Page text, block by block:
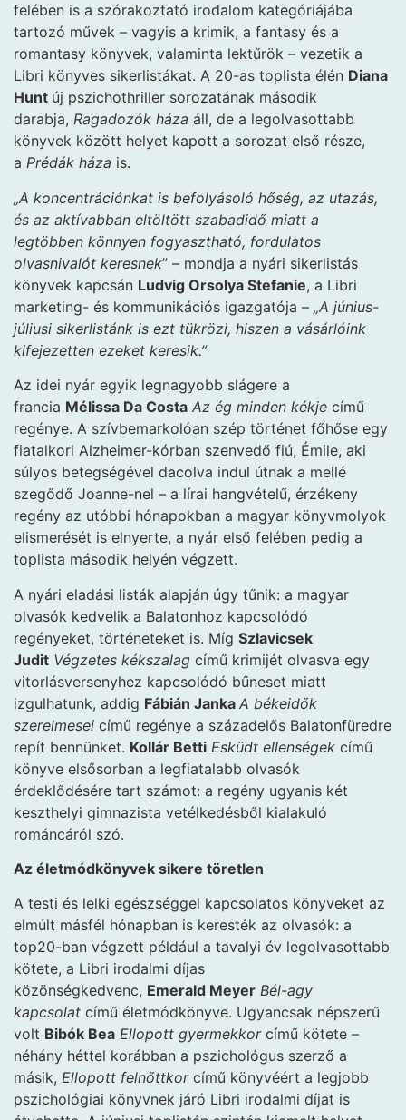
felében is a szórakoztató irodalom kategóriájába
tartozó művek – vagyis a krimik, a fantasy és a
romantasy könyvek, valaminta lektűrök – vezetik a
Libri könyves sikerlistákat. A 20-as toplista élén Diana
Hunt új pszichothriller sorozatának második
darabja, Ragadozók háza áll, de a legolvasottabb
könyvek között helyet kapott a sorozat első része,
a Prédák háza is.
„A koncentrációnkat is befolyásoló hőség, az utazás,
és az aktívabban eltöltött szabadidő miatt a
legtöbben könnyen fogyasztható, fordulatos
olvasnivalót keresnek” – mondja a nyári sikerlistás
könyvek kapcsán Ludvig Orsolya Stefanie, a Libri
marketing- és kommunikációs igazgatója – „A június-
júliusi sikerlistánk is ezt tükrözi, hiszen a vásárlóink
kifejezetten ezeket keresik.”
Az idei nyár egyik legnagyobb slágere a
francia Mélissa Da Costa Az ég minden kékje című
regénye. A szívbemarkolóan szép történet főhőse egy
fiatalkori Alzheimer-kórban szenvedő fiú, Émile, aki
súlyos betegségével dacolva indul útnak a mellé
szegődő Joanne-nel – a lírai hangvételű, érzékeny
regény az utóbbi hónapokban a magyar könyvmolyok
elismerését is elnyerte, a nyár első felében pedig a
toplista második helyén végzett.
A nyári eladási listák alapján úgy tűnik: a magyar
olvasók kedvelik a Balatonhoz kapcsolódó
regényeket, történeteket is. Míg Szlavicsek
Judit Végzetes kékszalag című krimijét olvasva egy
vitorlásversenyhez kapcsolódó bűneset miatt
izgulhatunk, addig Fábián Janka A békeidők
szerelmesei című regénye a századelős Balatonfüredre
repít bennünket. Kollár Betti Esküdt ellenségek című
könyve elsősorban a legfiatalabb olvasók
érdeklődésére tart számot: a regény ugyanis két
keszthelyi gimnazista vetélkedésből kialakuló
románcáról szó.
Az életmódkönyvek sikere töretlen
A testi és lelki egészséggel kapcsolatos könyveket az
elmúlt másfél hónapban is keresték az olvasók: a
top20-ban végzett például a tavalyi év legolvasottabb
kötete, a Libri irodalmi díjas
közönségkedvenc, Emerald Meyer Bél-agy
kapcsolat című életmódkönyve. Ugyancsak népszerű
volt Bibók Bea Ellopott gyermekkor című kötete –
néhány héttel korábban a pszichológus szerző a
másik, Ellopott felnőttkorcímű könyvéért a legjobb
pszichológiai könyvnek járó Libri irodalmi díjat is